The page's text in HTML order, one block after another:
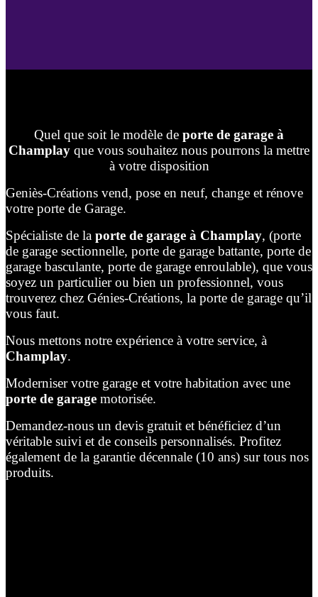
Quel que soit le modèle de porte de garage à
Champlay que vous souhaitez nous pourrons la mettre
à votre disposition
Geniès-Créations vend, pose en neuf, change et rénove
votre porte de Garage.
Spécialiste de la porte de garage à Champlay, (porte
de garage sectionnelle, porte de garage battante, porte de
garage basculante, porte de garage enroulable), que vous
soyez un particulier ou bien un professionnel, vous
trouverez chez Génies-Créations, la porte de garage qu’il
vous faut.
Nous mettons notre expérience à votre service, à
Champlay.
Moderniser votre garage et votre habitation avec une
porte de garage motorisée.
Demandez-nous un devis gratuit et bénéficiez d’un
véritable suivi et de conseils personnalisés. Profitez
également de la garantie décennale (10 ans) sur tous nos
produits.